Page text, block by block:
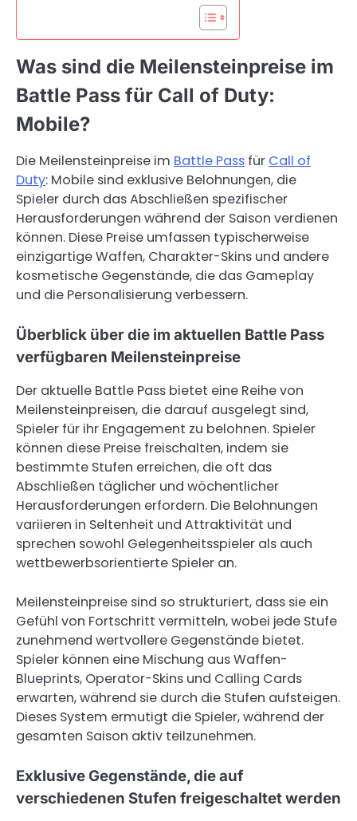
Was sind die Meilensteinpreise im
Battle Pass für Call of Duty:
Mobile?
Die Meilensteinpreise im Battle Pass für Call of
Duty: Mobile sind exklusive Belohnungen, die
Spieler durch das Abschließen spezifischer
Herausforderungen während der Saison verdienen
können. Diese Preise umfassen typischerweise
einzigartige Waffen, Charakter-Skins und andere
kosmetische Gegenstände, die das Gameplay
und die Personalisierung verbessern.
Überblick über die im aktuellen Battle Pass
verfügbaren Meilensteinpreise
Der aktuelle Battle Pass bietet eine Reihe von
Meilensteinpreisen, die darauf ausgelegt sind,
Spieler für ihr Engagement zu belohnen. Spieler
können diese Preise freischalten, indem sie
bestimmte Stufen erreichen, die oft das
Abschließen täglicher und wöchentlicher
Herausforderungen erfordern. Die Belohnungen
variieren in Seltenheit und Attraktivität und
sprechen sowohl Gelegenheitsspieler als auch
wettbewerbsorientierte Spieler an.
Meilensteinpreise sind so strukturiert, dass sie ein
Gefühl von Fortschritt vermitteln, wobei jede Stufe
zunehmend wertvollere Gegenstände bietet.
Spieler können eine Mischung aus Waffen-
Blueprints, Operator-Skins und Calling Cards
erwarten, während sie durch die Stufen aufsteigen.
Dieses System ermutigt die Spieler, während der
gesamten Saison aktiv teilzunehmen.
Exklusive Gegenstände, die auf
verschiedenen Stufen freigeschaltet werden